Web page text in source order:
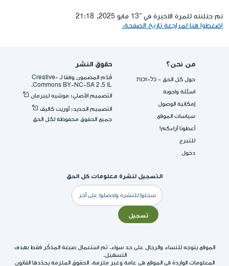
تم حتلنته للمرة الاخيرة في ־13 مايو 2025, 21:18
إضغطوا هنا لمراجعة تاريخ الصفحة.
من نحن؟
حول كل الحق - כל-זכות
اسئلة واجوبة
إمكانية الوصول
سياسات الموقع
أعطونا آراءكم!
للتبرع
دخول
حقوق النشر
قُدِّم المضمون وفقا لـ -Creative
Commons BY-NC-SA 2.5 IL.
التصميم الأصلي: موشيه ليبرمان
التصميم الجديد: أوريت كاليڤ
جميع الحقوق محفوظة لكل الحق
التسجيل لنشرة معلومات كل الحق
البريد
الإلكتروني
تسجيل
الموقع يتوجه للنساء والرجال على حد سواء. تم استعمال صيغة المذكّر فقط بهدف
التسهيل.
المعلومات الواردة في الموقع هي عامة وغير ملزمة. الحقوق الملزمة يحدّدها القانون